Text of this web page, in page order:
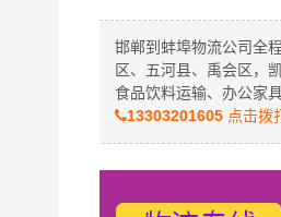
邯郸到蚌埠物流公司全
区、五河县、禹会区，
食品饮料运输、办公家
13303201605点击拨